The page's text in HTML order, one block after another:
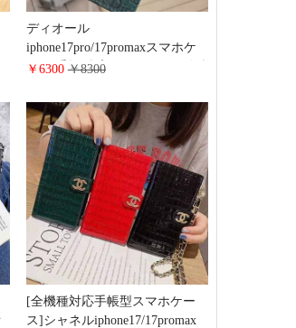
ディオール
iphone17pro/17promaxスマホケ
ース 手帳型 高级 レザー ロゴ型
バー カード収納 マグネット式
簡単開閉 ブランド 手帳型 スマ
ホケース 多 機種に 対応
￥6300 ￥8300
[全機種対応手帳型スマホケー
ス]シャネルiphone17/17promax